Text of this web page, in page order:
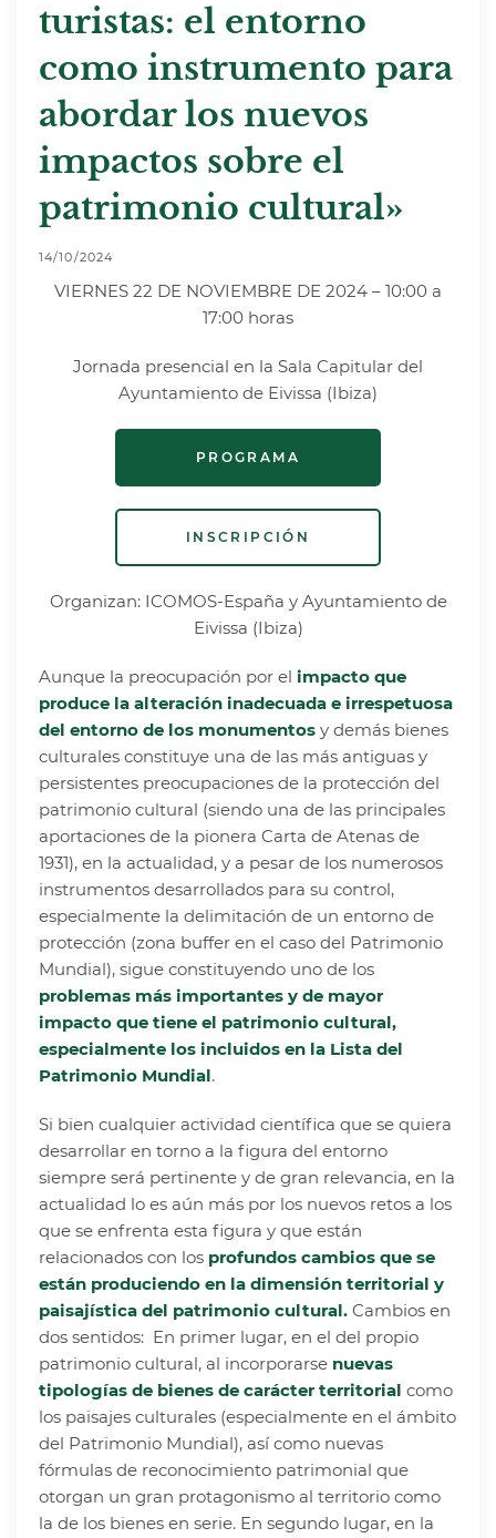
turistas: el entorno
como instrumento para
abordar los nuevos
impactos sobre el
patrimonio cultural»
14/10/2024
VIERNES 22 DE NOVIEMBRE DE 2024 – 10:00 a
17:00 horas
Jornada presencial en la Sala Capitular del
Ayuntamiento de Eivissa (Ibiza)
PROGRAMA
INSCRIPCIÓN
Organizan: ICOMOS-España y Ayuntamiento de
Eivissa (Ibiza)
Aunque la preocupación por el impacto que
produce la alteración inadecuada e irrespetuosa
del entorno de los monumentos y demás bienes
culturales constituye una de las más antiguas y
persistentes preocupaciones de la protección del
patrimonio cultural (siendo una de las principales
aportaciones de la pionera Carta de Atenas de
1931), en la actualidad, y a pesar de los numerosos
instrumentos desarrollados para su control,
especialmente la delimitación de un entorno de
protección (zona buffer en el caso del Patrimonio
Mundial), sigue constituyendo uno de los
problemas más importantes y de mayor
impacto que tiene el patrimonio cultural,
especialmente los incluidos en la Lista del
Patrimonio Mundial.
Si bien cualquier actividad científica que se quiera
desarrollar en torno a la figura del entorno
siempre será pertinente y de gran relevancia, en la
actualidad lo es aún más por los nuevos retos a los
que se enfrenta esta figura y que están
relacionados con los profundos cambios que se
están produciendo en la dimensión territorial y
paisajística del patrimonio cultural. Cambios en
dos sentidos: En primer lugar, en el del propio
patrimonio cultural, al incorporarse nuevas
tipologías de bienes de carácter territorial como
los paisajes culturales (especialmente en el ámbito
del Patrimonio Mundial), así como nuevas
fórmulas de reconocimiento patrimonial que
otorgan un gran protagonismo al territorio como
la de los bienes en serie. En segundo lugar, en la